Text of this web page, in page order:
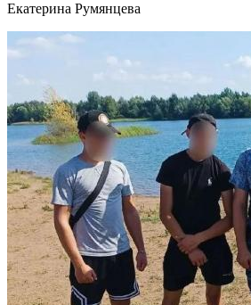
Екатерина Румянцева